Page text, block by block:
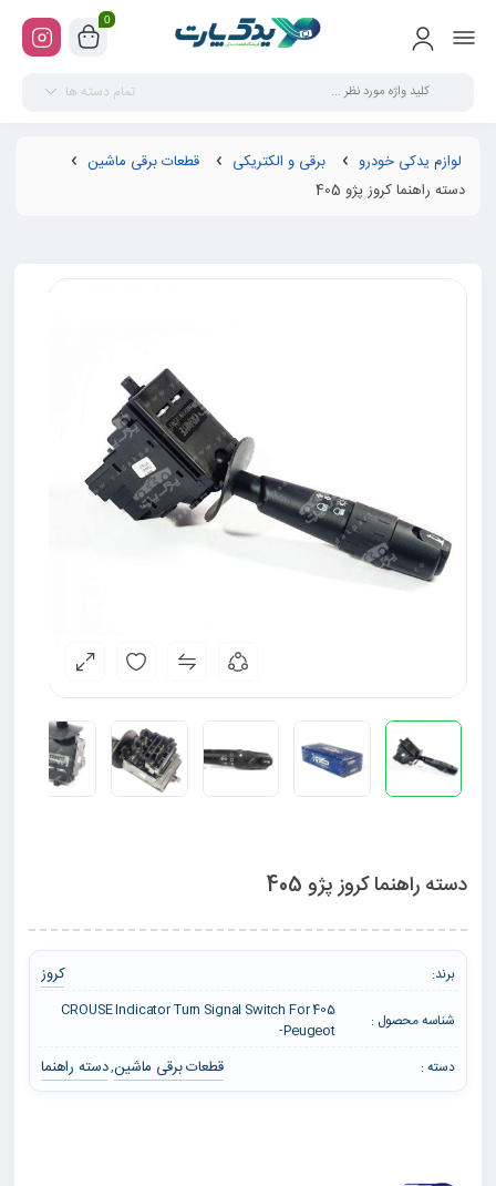
0
تمام دسته ها
لوازم یدکی خودرو برقی و الکتریکی
قطعات برقی ماشین
دسته راهنما کروز پژو 405
دسته راهنما کروز پژو 405
برند: کروز
شناسه محصول :
405 CROUSE Indicator Turn Signal Switch For
Peugeot-
دسته :
قطعات برقی ماشین,دسته راهنما